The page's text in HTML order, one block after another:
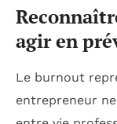
agir en
Le burnout
entrepreneur